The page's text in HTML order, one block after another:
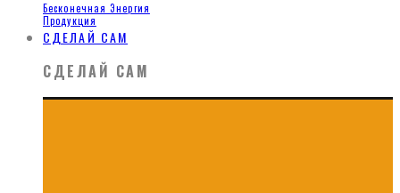
Бесконечная Энергия
Продукция
СДЕЛАЙ САМ
СДЕЛАЙ САМ